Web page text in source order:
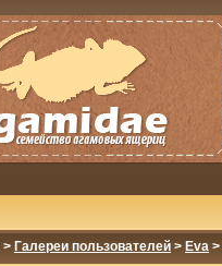
> Галереи пользователей > Eva >